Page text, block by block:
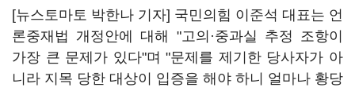
[뉴스토마토 박한나 기자] 국민의힘 이준석 대표는 언
론중재법 개정안에 대해 "고의·중과실 추정 조항이
가장 큰 문제가 있다"며 "문제를 제기한 당사자가 아
니라 지목 당한 대상이 입증을 해야 하니 얼마나 황당